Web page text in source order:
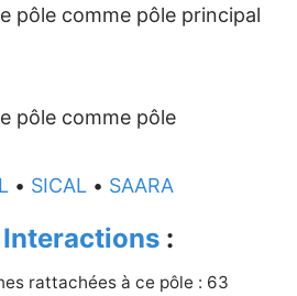
pôle comme pôle principal
pôle comme pôle
• SICAL • SAARA
:
rattachées à ce pôle : 63